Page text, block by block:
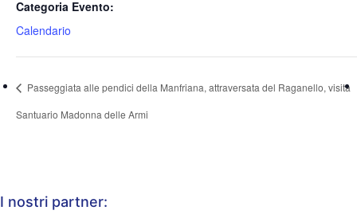
Categoria Evento:
Calendario
Passeggiata alle pendici della Manfriana, attraversata del Raganello, visita
Santuario Madonna delle Armi
I nostri partner: